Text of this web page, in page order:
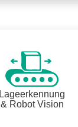
Lageerkennung
& Robot Vision